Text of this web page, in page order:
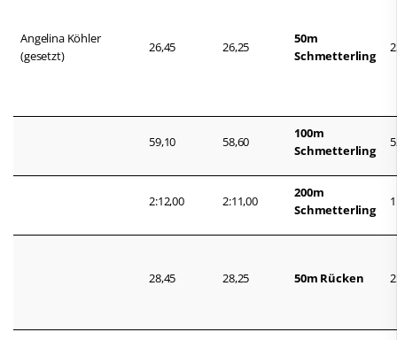
Angelina Köhler
(gesetzt)
26,45 26,25
50m
Schmetterling
59,10 58,60
100m
Schmetterling
2:12,00 2:11,00
200m
Schmetterling
28,45 28,25 50m Rücken